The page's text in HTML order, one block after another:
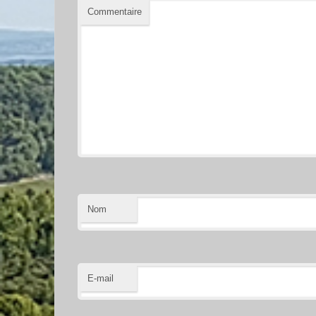
Commentaire
Nom
E-mail